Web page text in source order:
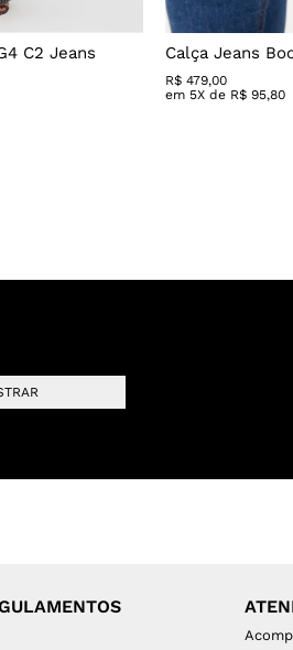
C2 Jeans Calça Jeans
R$ 479,00
em 5X de R$ 95,80